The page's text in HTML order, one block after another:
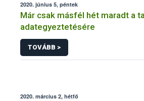
2020. június 5, péntek
Már csak másfél hét maradt a
adategyeztetésére
TOVÁBB >
2020. március 2, hétfő